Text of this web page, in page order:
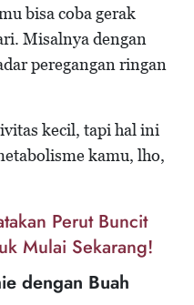
bisa coba gerak
Misalnya dengan
peregangan ringan
kecil, tapi hal ini
kamu, lho,
Perut Buncit
Mulai Sekarang!
dengan Buah